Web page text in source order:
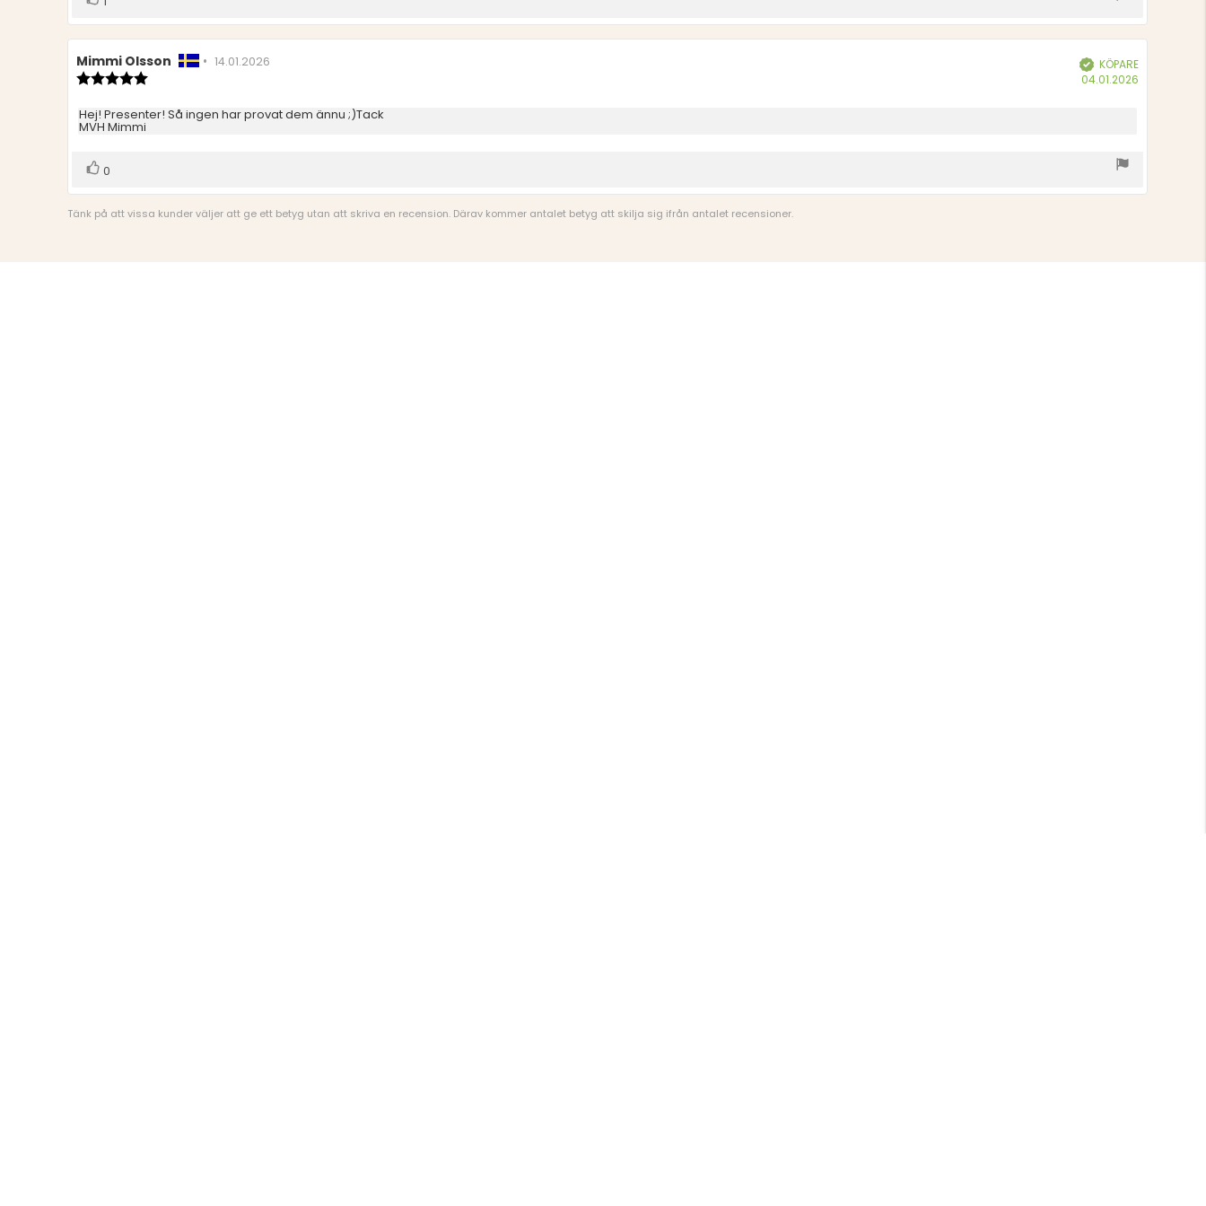
Recensionsförfattare:
Mimmi Olsson • Recensionsdatum:
14.01.2026
utav
5
Bekräftad
KÖPARE
04.01.2026
Recensionstext:
Hej! Presenter! Så ingen har provat dem ännu ;)Tack
MVH Mimmi
Rösta
0
Tänk på att vissa kunder väljer att ge ett betyg utan att skriva en recension. Därav kommer antalet betyg att skilja sig ifrån antalet recensioner.